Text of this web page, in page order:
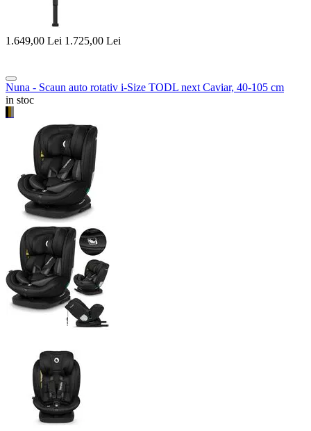
1.649,00 Lei 1.725,00 Lei
Nuna - Scaun auto rotativ i-Size TODL next Caviar, 40-105 cm
in stoc